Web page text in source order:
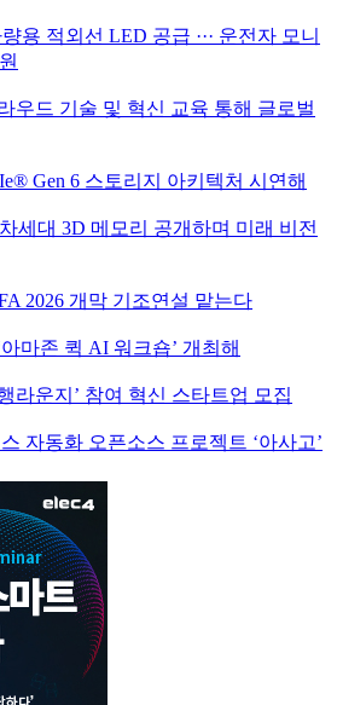
용 적외선 LED 공급 ··· 운전자 모니
우드 기술 및 혁신 교육 통해 글로벌
Gen 6 스토리지 아키텍처 시연해
세대 3D 메모리 공개하며 미래 비전
2026 개막 기조연설 맡는다
마존 퀵 AI 워크숍’ 개최해
라운지’ 참여 혁신 스타트업 모집
자동화 오픈소스 프로젝트 ‘아사고’